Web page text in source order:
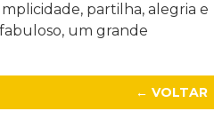
partilha, alegria e
um grande
← VOLTAR